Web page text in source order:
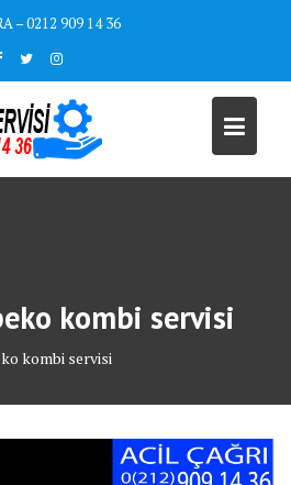
– 0212 909 14 36
kombi servisi
kombi servisi